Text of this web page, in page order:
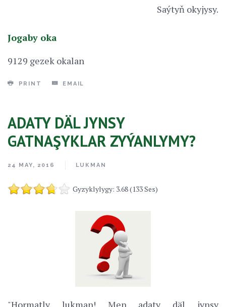
Saýtyň okyjysy.
Jogaby oka
9129 gezek okalan
PRINT EMAIL
ADATY DÄL JYNSY
GATNAŞYKLAR ZYÝANLYMY?
24 MAY, 2016 LUKMAN
Gyzyklylygy: 3.68 (133 Ses)
"Hormatly lukman! Men adaty däl jynsy